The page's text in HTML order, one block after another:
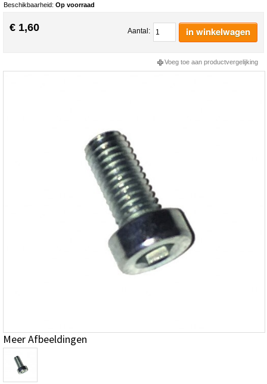
Beschikbaarheid: Op voorraad
€ 1,60 Aantal: in winkelwagen
Voeg toe aan productvergelijking
Meer Afbeeldingen